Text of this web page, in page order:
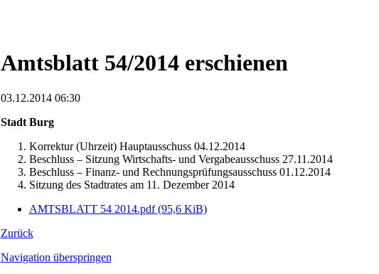
Amtsblatt 54/2014 erschienen
03.12.2014 06:30
Stadt Burg
Korrektur (Uhrzeit) Hauptausschuss 04.12.2014
Beschluss – Sitzung Wirtschafts- und Vergabeausschuss 27.11.2014
Beschluss – Finanz- und Rechnungsprüfungsausschuss 01.12.2014
Sitzung des Stadtrates am 11. Dezember 2014
AMTSBLATT 54 2014.pdf(95,6 KiB)
Zurück
Navigation überspringen